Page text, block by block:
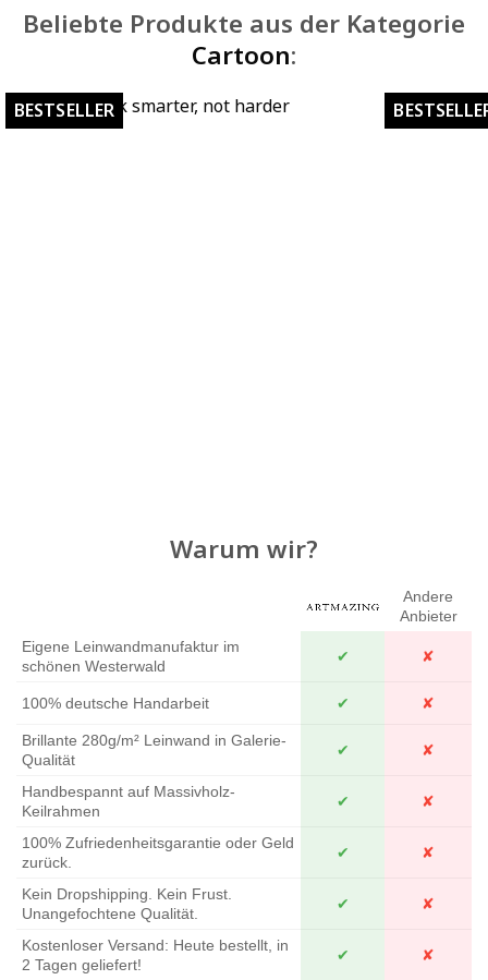
Beliebte Produkte aus der Kategorie
Cartoon:
Work smarter, not harder
BESTSELLER
Warum wir?
Andere
Anbieter
Eigene Leinwandmanufaktur im
schönen Westerwald
✔ ✘
100% deutsche Handarbeit ✔ ✘
Brillante 280g/m² Leinwand in Galerie-
Qualität
✔ ✘
Handbespannt auf Massivholz-
Keilrahmen
✔ ✘
100% Zufriedenheitsgarantie oder Geld
zurück.
✔ ✘
Kein Dropshipping. Kein Frust.
Unangefochtene Qualität.
✔ ✘
Kostenloser Versand: Heute bestellt, in
2 Tagen geliefert!
✔ ✘